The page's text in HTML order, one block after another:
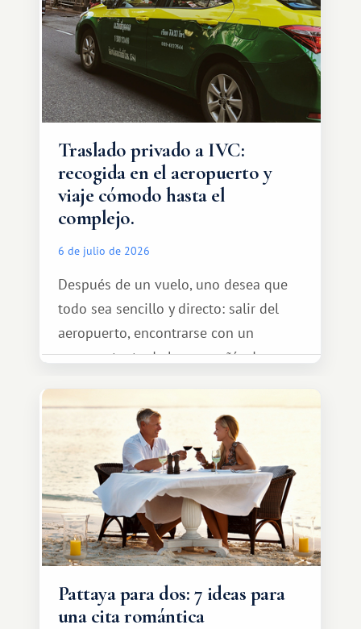
Traslado privado a IVC:
recogida en el aeropuerto y
viaje cómodo hasta el
complejo.
6 de julio de 2026
Después de un vuelo, uno desea que
todo sea sencillo y directo: salir del
aeropuerto, encontrarse con un
representante de la compañía de
tranquilamente hasta el complejo
turístico.
Pattaya para dos: 7 ideas para
una cita romántica